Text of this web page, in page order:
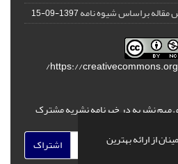
از ارائه بهترین
مقاله براساس شیوه نامه1397-09-15
https://
مهم نشریه در خبرنامه نشریه مشترک
اشتراک